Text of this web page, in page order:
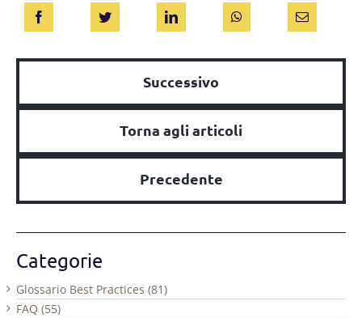
Successivo
Torna agli articoli
Precedente
Categorie
Glossario Best Practices (81)
FAQ (55)